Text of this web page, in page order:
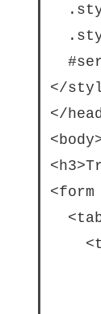
</
</
<form